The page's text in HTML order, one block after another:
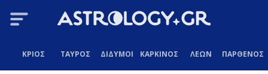
ΚΡΙΟΣ ΤΑΥΡΟΣ ΔΙΔΥΜΟΙ ΚΑΡΚΙΝΟΣ ΛΕΩΝ ΠΑΡΘΕΝΟΣ